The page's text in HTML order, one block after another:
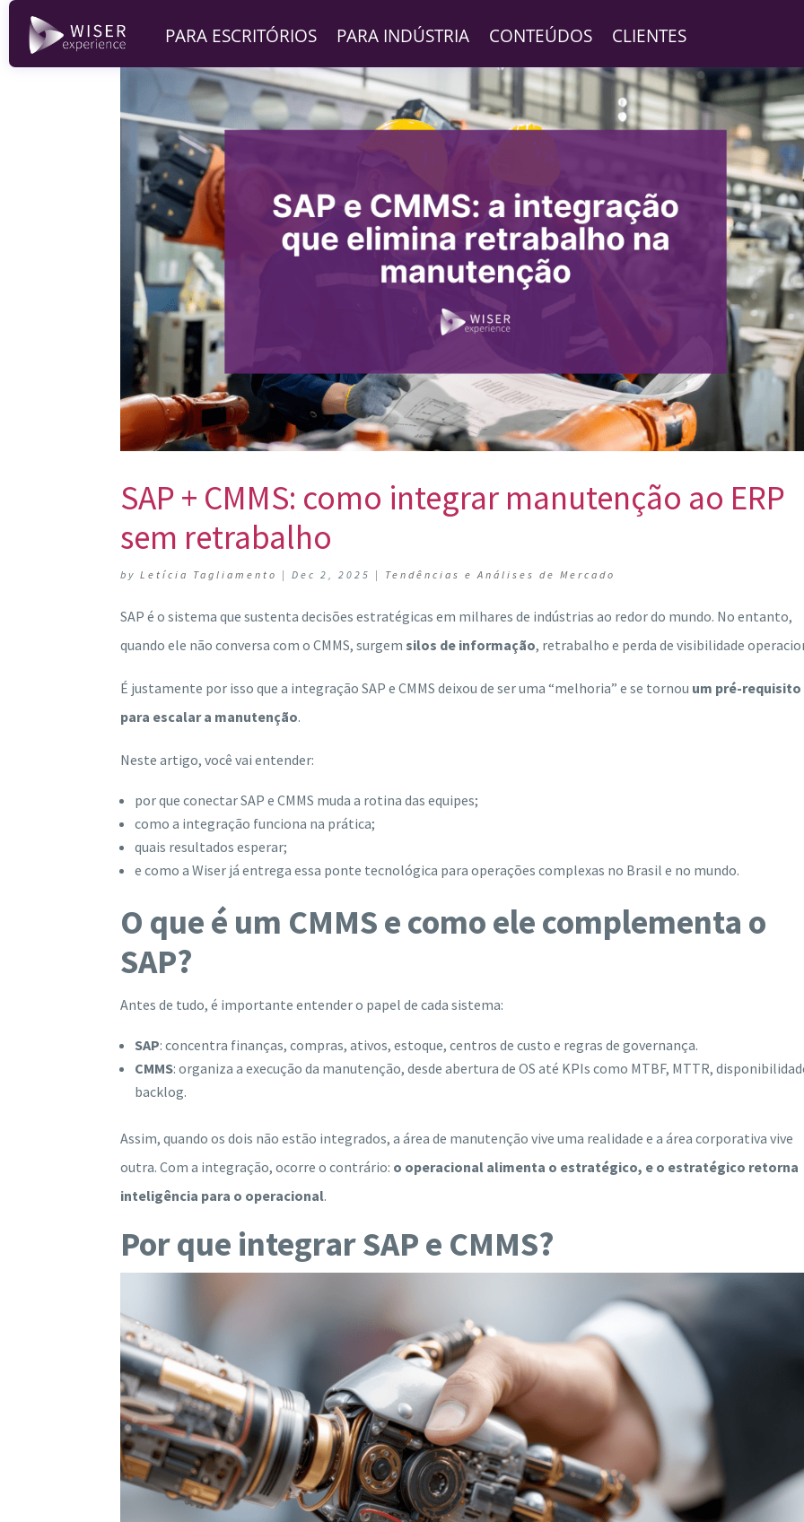
PARA ESCRITÓRIOS PARA INDÚSTRIA CONTEÚDOS CLIENTES
SAP + CMMS: como integrar manutenção ao ERP
sem retrabalho
byLetícia Tagliamento |Dec 2, 2025 | Tendências e Análises de Mercado
SAP é o sistema que sustenta decisões estratégicas em milhares de indústrias ao redor do mundo. No entanto,
quando ele não conversa com o CMMS, surgemsilos de informação, retrabalho e perda de visibilidade
É justamente por isso que a integração SAP e CMMS deixou de ser uma “melhoria” e se tornou um pré-requisito
para escalar a manutenção.
Neste artigo, você vai entender:
por que conectar SAP e CMMS muda a rotina das equipes;
como a integração funciona na prática;
quais resultados esperar;
e como a Wiser já entrega essa ponte tecnológica para operações complexas no Brasil e no mundo.
O que é um CMMS e como ele complementa o
SAP?
Antes de tudo, é importante entender o papel de cada sistema:
SAP: concentra finanças, compras, ativos, estoque, centros de custo e regras de governança.
CMMS: organiza a execução da manutenção, desde abertura de OS até KPIs como MTBF, MTTR,
backlog.
Assim, quando os dois não estão integrados, a área de manutenção vive uma realidade e a área corporativa vive
outra. Com a integração, ocorre o contrário: o operacional alimenta o estratégico, e o estratégico retorna
inteligência para o operacional.
Por que integrar SAP e CMMS?